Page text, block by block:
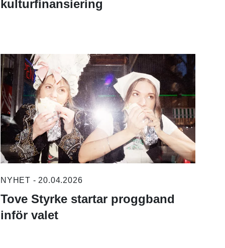
kulturfinansiering
NYHET - 20.04.2026
Tove Styrke startar proggband
inför valet